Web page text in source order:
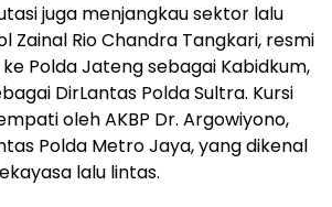
juga menjangkau sektor lalu
Zainal Rio Chandra Tangkari, resmi
Polda Jateng sebagai Kabidkum,
DirLantas Polda Sultra. Kursi
oleh AKBP Dr. Argowiyono,
Polda Metro Jaya, yang dikenal
lalu lintas.